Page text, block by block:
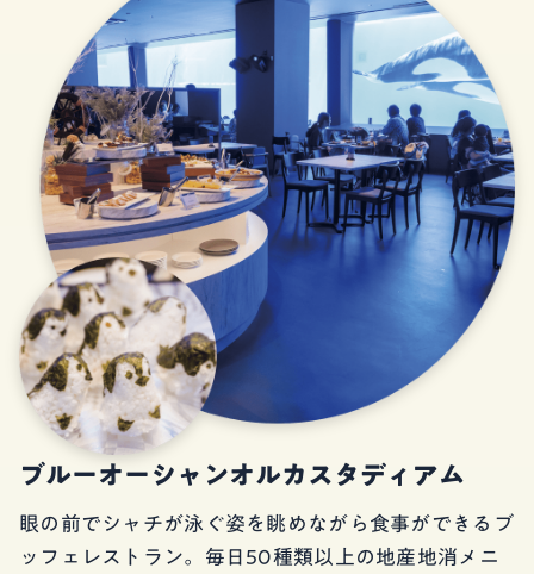
ブルーオーシャンオルカスタディアム
眼の前でシャチが泳ぐ姿を眺めながら食事ができるブ
ッフェレストラン。毎日50種類以上の地産地消メニ